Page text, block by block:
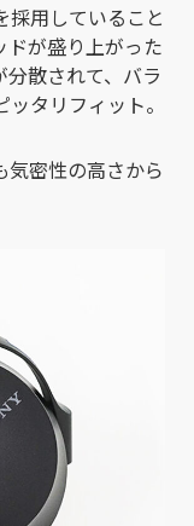
採用していること
ドが盛り上がった
散されて、バラ
タリフィット。
気密性の高さから